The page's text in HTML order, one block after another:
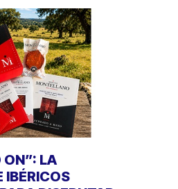
ON”: LA
IBÉRICOS